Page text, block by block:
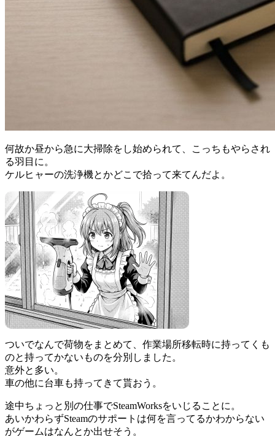
何故か昼から急に大掃除をし始められて、こっちもやらされ
る羽目に。
ケルヒャーの洗浄機とかどこで拾って来てんだよ。
ついでなんで荷物をまとめて、作業場所移転時に持ってくも
のと持ってかないものを分別しました。
意外と多い。
車の他に台車も持ってきて貰おう。
途中ちょっと別の仕事でSteamWorksをいじることに。
あいかわらずSteamのサポートは何を言ってるかわからない
がゲームはなんとか出せそう。